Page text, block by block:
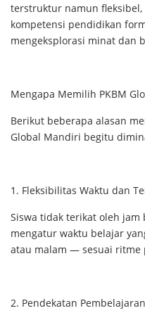
terstruktur namun fleksibel,
kompetensi pendidikan
mengeksplorasi minat dan
Mengapa Memilih PKBM
Berikut beberapa alasan
Global Mandiri begitu
1. Fleksibilitas Waktu dan
Siswa tidak terikat oleh jam
mengatur waktu belajar
atau malam — sesuai ritme
2. Pendekatan